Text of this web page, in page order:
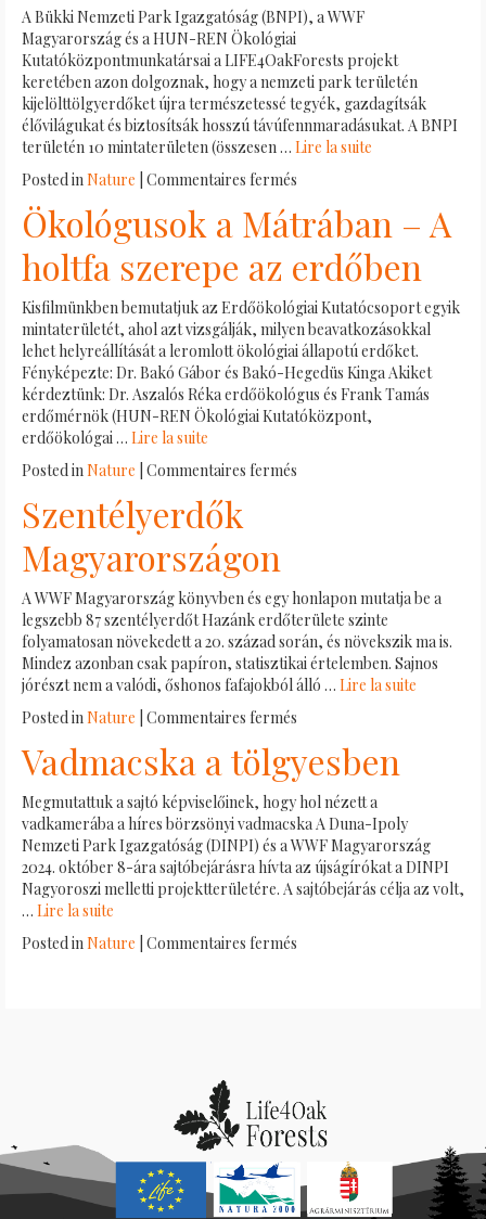
program
A Bükki Nemzeti Park Igazgatóság (BNPI), a WWF
Magyarország és a HUN-REN Ökológiai
Kutatóközpontmunkatársai a LIFE4OakForests projekt
keretében azon dolgoznak, hogy a nemzeti park területén
kijelölttölgyerdőket újra természetessé tegyék, gazdagítsák
élővilágukat és biztosítsák hosszú távúfennmaradásukat. A BNPI
területén 10 mintaterületen (összesen … Lire la suite
Posted inNature Commentaires fermés
TSZ-
erdő
újjászületése
fajban
gazdag
természetes
erdőként
Ökológusok a Mátrában – A
holtfa szerepe az erdőben
Kisfilmünkben bemutatjuk az Erdőökológiai Kutatócsoport egyik
mintaterületét, ahol azt vizsgálják, milyen beavatkozásokkal
lehet helyreállítását a leromlott ökológiai állapotú erdőket.
Fényképezte: Dr. Bakó Gábor és Bakó-Hegedüs Kinga Akiket
kérdeztünk: Dr. Aszalós Réka erdőökológus és Frank Tamás
erdőmérnök (HUN-REN Ökológiai Kutatóközpont,
erdőökológai … Lire la suite
Posted inNature Commentaires fermés
holtfa
szerepe
az
erdőben
Szentélyerdők
Magyarországon
A WWF Magyarország könyvben és egy honlapon mutatja be a
legszebb 87 szentélyerdőt Hazánk erdőterülete szinte
folyamatosan növekedett a 20. század során, és növekszik ma is.
Mindez azonban csak papíron, statisztikai értelemben. Sajnos
jórészt nem a valódi, őshonos fafajokból álló … Lire la suite
Posted inNature Commentaires fermés
Magyarországon
Vadmacska a tölgyesben
Megmutattuk a sajtó képviselőinek, hogy hol nézett a
vadkamerába a híres börzsönyi vadmacska A Duna-Ipoly
Nemzeti Park Igazgatóság (DINPI) és a WWF Magyarország
2024. október 8-ára sajtóbejárásra hívta az újságírókat a DINPI
Nagyoroszi melletti projektterületére. A sajtóbejárás célja az volt,
… Lire la suite
Posted inNature Commentaires fermés